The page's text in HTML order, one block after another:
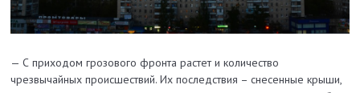
— С приходом грозового фронта растет и количество
чрезвычайных происшествий. Их последствия – снесенные крыши,